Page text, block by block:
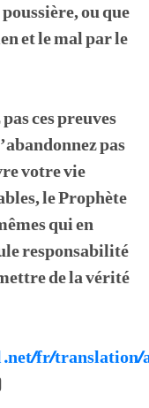
ou que
et le mal par le
ces preuves
pas
votre vie
le Prophète
qui en
responsabilité
de la vérité
fr/translation/